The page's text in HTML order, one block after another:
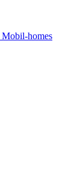
Mobil-homes